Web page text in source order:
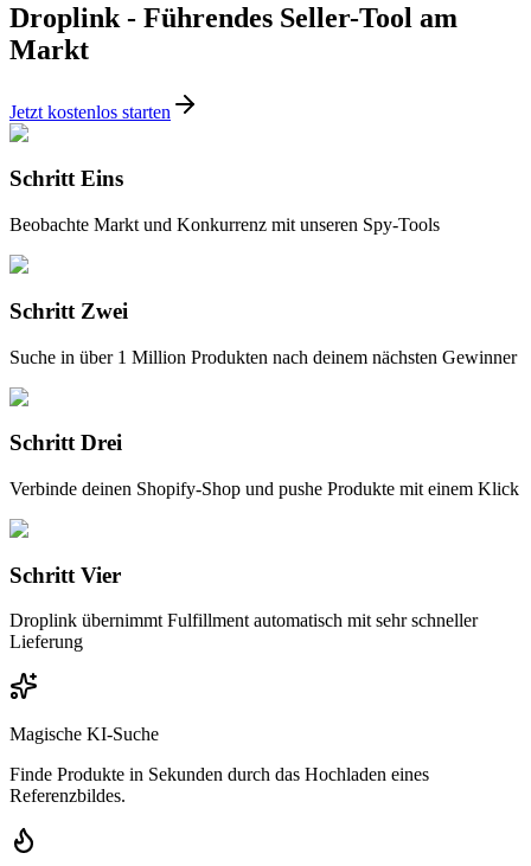
Droplink - Führendes Seller-Tool am
Markt
Jetzt kostenlos starten
Schritt Eins
Beobachte Markt und Konkurrenz mit unseren Spy-Tools
Schritt Zwei
Suche in über 1 Million Produkten nach deinem nächsten Gewinner
Schritt Drei
Verbinde deinen Shopify-Shop und pushe Produkte mit einem Klick
Schritt Vier
Droplink übernimmt Fulfillment automatisch mit sehr schneller
Lieferung
Magische KI-Suche
Finde Produkte in Sekunden durch das Hochladen eines
Referenzbildes.